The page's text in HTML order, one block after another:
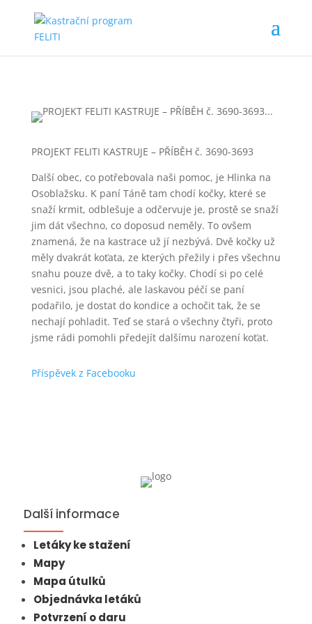
PROJEKT FELITI KASTRUJE – PŘÍBĚH č. 3690-3693
Další obec, co potřebovala naši pomoc, je Hlinka na
Osoblažsku. K paní Táně tam chodí kočky, které se
snaží krmit, odblešuje a odčervuje je, prostě se snaží
jim dát všechno, co doposud neměly. To ovšem
znamená, že na kastrace už jí nezbývá. Dvě kočky už
měly dvakrát koťata, ze kterých přežily i přes všechnu
snahu pouze dvě, a to taky kočky. Chodí si po celé
vesnici, jsou plaché, ale laskavou péčí se paní
podařilo, je dostat do kondice a ochočit tak, že se
nechají pohladit. Teď se stará o všechny čtyři, proto
jsme rádi pomohli předejít dalšímu narození koťat.
Příspěvek z Facebooku
Další informace
Letáky ke stažení
Mapy
Mapa útulků
Objednávka letáků
Potvrzení o daru